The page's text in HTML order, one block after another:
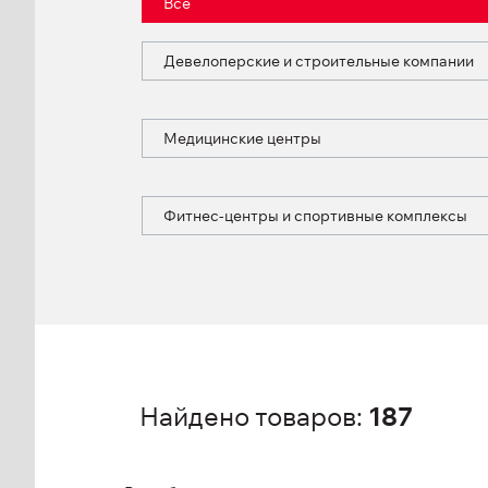
Девелоперские и строительные компании
Медицинские центры
Фитнес-центры и спортивные комплексы
Найдено товаров: 187